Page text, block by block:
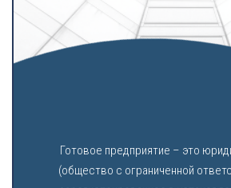
Готовое предприятие – это
(общество с ограниченной